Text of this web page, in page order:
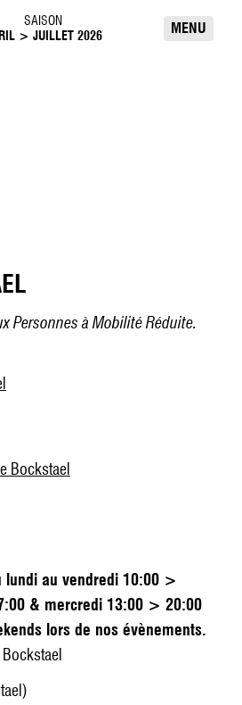
contenu
SAISON
> JUILLET 2026
MENU
Personnes à Mobilité Réduite.
Bockstael
lundi au vendredi 10:00 >
& mercredi 13:00 > 20:00
lors de nos évènements.